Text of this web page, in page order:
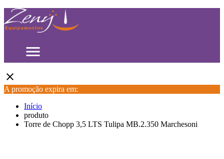
menu
close
A promoção expira em:
Início
produto
Torre de Chopp 3,5 LTS Tulipa MB.2.350 Marchesoni